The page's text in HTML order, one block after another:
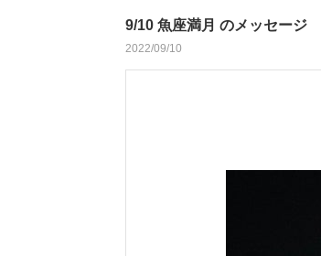
9/10 魚座満月 のメッセージ
2022/09/10